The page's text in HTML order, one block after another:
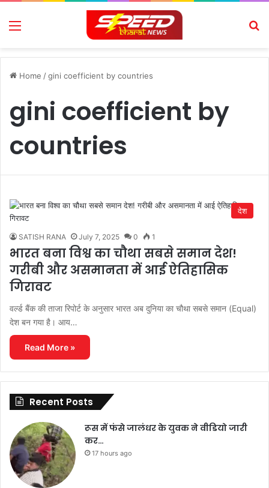
Menu
Home /gini coefficient by countries
gini coefficient by
countries
देश
SATISH RANA July 7, 2025 0 1
भारत बना विश्व का चौथा सबसे समान देश!
गरीबी और असमानता में आई ऐतिहासिक
गिरावट
वर्ल्ड बैंक की ताजा रिपोर्ट के अनुसार भारत अब दुनिया का चौथा सबसे समान (Equal)
देश बन गया है। आय…
Read More »
Recent Posts
रूस में फंसे जालंधर के युवक ने वीडियो जारी
कर…
17 hours ago